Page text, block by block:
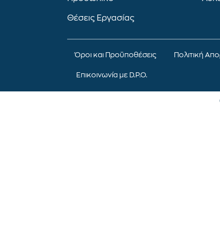
Θέσεις Εργασίας
Όροι και Προϋποθέσεις Πολιτική
Επικοινωνία με D.P.O.